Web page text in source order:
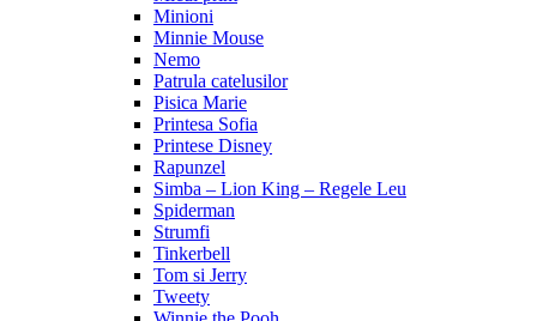
Minioni
Minnie Mouse
Nemo
Patrula catelusilor
Pisica Marie
Printesa Sofia
Printese Disney
Rapunzel
Simba – Lion King – Regele Leu
Spiderman
Strumfi
Tinkerbell
Tom si Jerry
Tweety